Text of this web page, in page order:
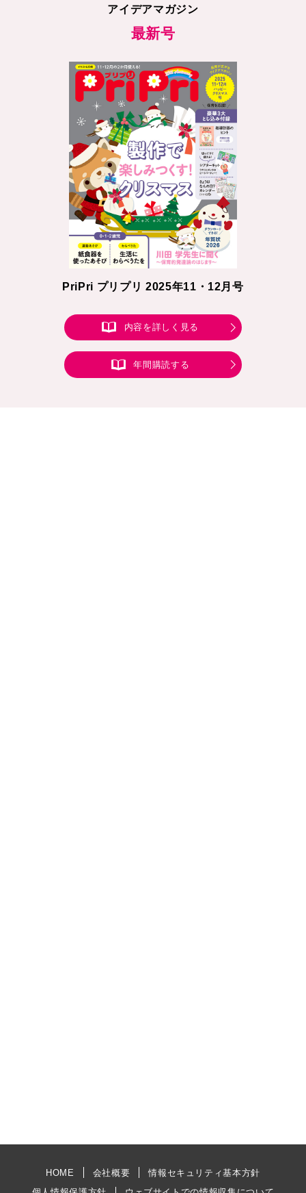
アイデアマガジン
最新号
PriPri プリプリ 2025年11・12月号
内容を詳しく見る
年間購読する
HOME 会社概要
情報セキュリティ基本方針